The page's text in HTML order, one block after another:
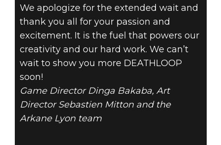
We apologize for the extended wait and
thank you all for your passion and
excitement. It is the fuel that powers our
creativity and our hard work. We can’t
wait to show you more DEATHLOOP
soon!
Game Director Dinga Bakaba, Art
Director Sebastien Mitton and the
Arkane Lyon team